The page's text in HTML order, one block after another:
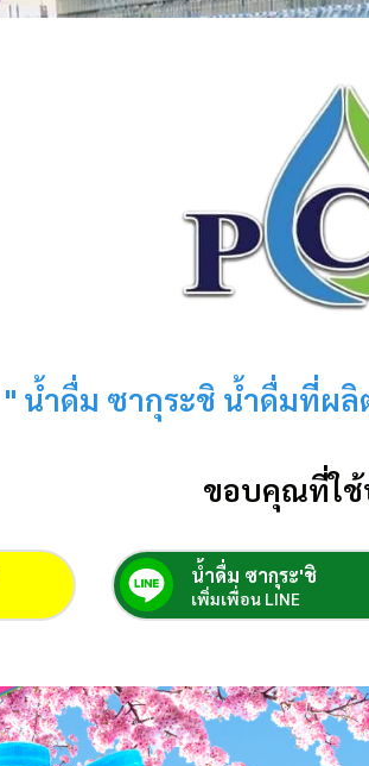
" น้ำดื่ม ซากุระชิ น้ำดื่มที่ผลิ
ขอบคุณที่ใช้
น้ำดื่ม ซากุระ'ชิ
เพิ่มเพื่อน LINE